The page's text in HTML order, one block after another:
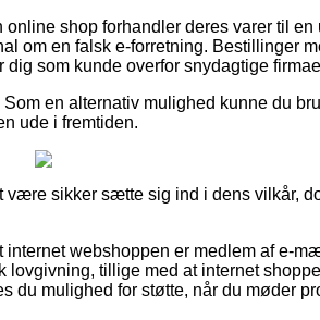
shop forhandler deres varer til en
om en falsk e-forretning. Bestillinger
som kunde overfor snydagtige
en alternativ mulighed kunne du
ude i fremtiden.
være sikker sætte sig ind i dens vilkår,
webshoppen er medlem af e-
tillige med at internet
du mulighed for støtte, når du møder